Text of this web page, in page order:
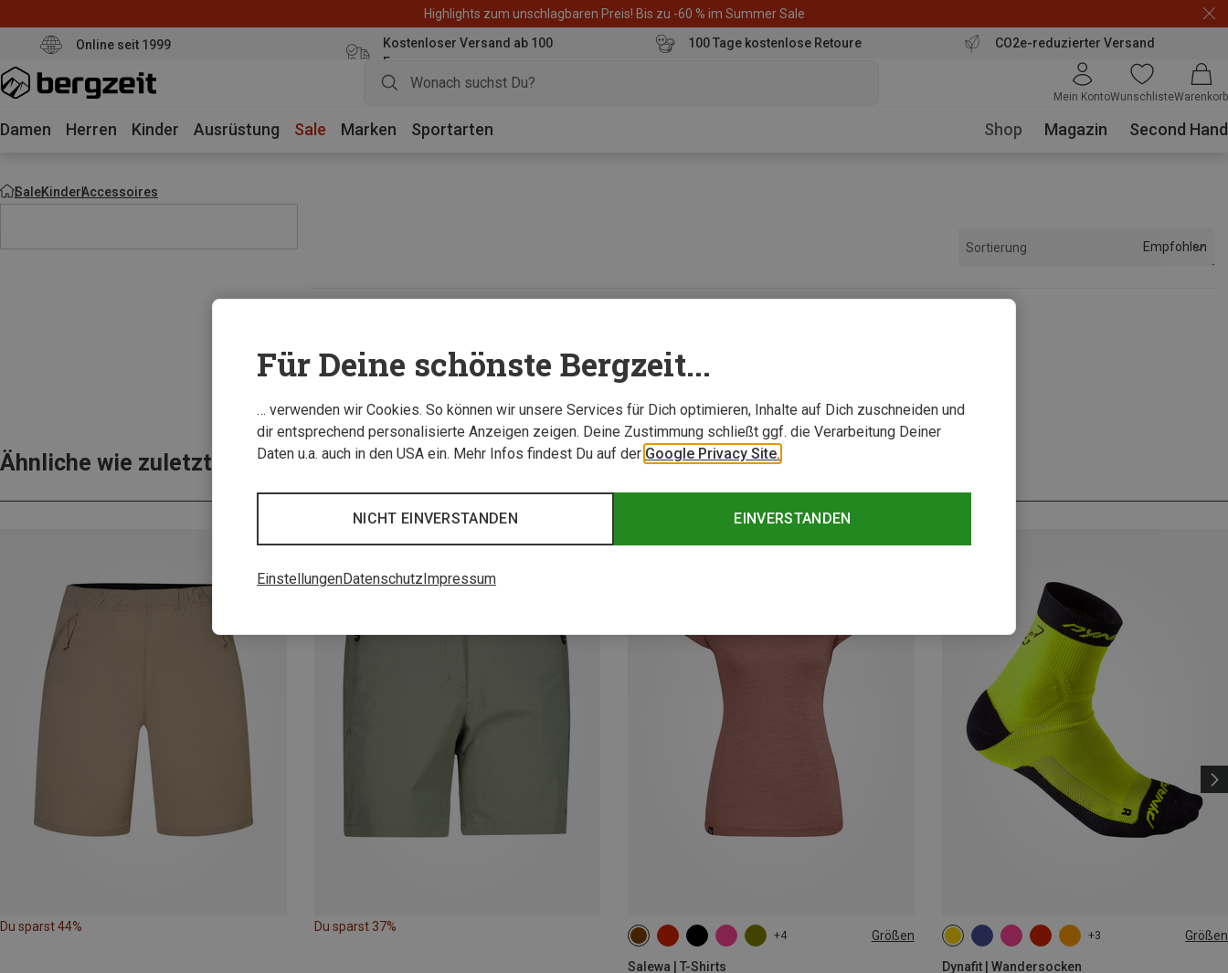
Highlights zum unschlagbaren Preis! Bis zu -60 % im Summer Sale
Online seit 1999
Kostenloser Versand ab 100
Euro
100 Tage kostenlose Retoure CO2e-reduzierter Versand
Mein KontoWunschlisteWarenkorb
Damen Herren Kinder Ausrüstung Sale Marken Sportarten Shop Magazin Second Hand
SaleKinderAccessoires
Sortierung Empfohlen
Ähnliche wie zuletzt gesehen
Du sparst 44% Du sparst 37%
+4 Größen
Salewa | T-Shirts
XS S M XL
+3 Größen
Dynafit | Wandersocken
35|36|37|38 39|40|41|42
Für Deine schönste Bergzeit...
… verwenden wir Cookies. So können wir unsere Services für Dich optimieren, Inhalte auf Dich zuschneiden und
dir entsprechend personalisierte Anzeigen zeigen. Deine Zustimmung schließt ggf. die Verarbeitung Deiner
Daten u.a. auch in den USA ein. Mehr Infos findest Du auf der Google Privacy Site.
EINVERSTANDEN
NICHT EINVERSTANDEN
EinstellungenDatenschutzImpressum